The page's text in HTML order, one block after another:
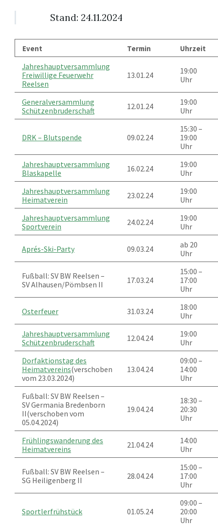
Stand: 24.11.2024
Event Termin Uhrzeit
Jahreshauptversammlung
Freiwillige Feuerwehr
Reelsen
13.01.24
19:00
Uhr
Generalversammlung
Schützenbruderschaft
12.01.24
19:00
Uhr
DRK – Blutspende 09.02.24
15:30 –
19:00
Uhr
Jahreshauptversammlung
Blaskapelle
16.02.24
19:00
Uhr
Jahreshauptversammlung
Heimatverein
23.02.24
19:00
Uhr
Jahreshauptversammlung
Sportverein
24.02.24
19:00
Uhr
Aprés-Ski-Party 09.03.24
ab 20
Uhr
Fußball: SV BW Reelsen –
SV Alhausen/​Pömbsen II
17.03.24
15:00 –
17:00
Uhr
Osterfeuer 31.03.24
18:00
Uhr
Jahreshauptversammlung
Schützenbruderschaft
12.04.24
19:00
Uhr
Dorfaktionstag des
Heimatvereins(verschoben
vom 23.03.2024)
13.04.24
09:00 –
14:00
Uhr
Fußball: SV BW Reelsen –
SV Germania Bredenborn
II(verschoben vom
05.04.2024)
19.04.24
18:30 –
20:30
Uhr
Frühlingswanderung des
Heimatvereins
21.04.24
14:00
Uhr
Fußball: SV BW Reelsen –
SG Heiligenberg II
28.04.24
15:00 –
17:00
Uhr
Sportlerfrühstück 01.05.24
09:00 –
20:00
Uhr